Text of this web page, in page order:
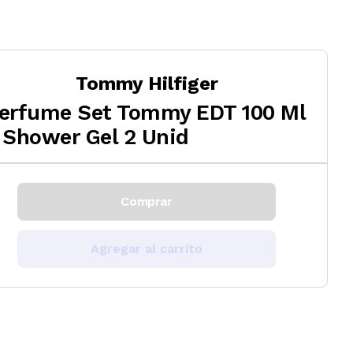
Tommy Hilfiger
Set Tommy EDT 100 Ml
Gel 2 Unid
Comprar
Agregar al carrito